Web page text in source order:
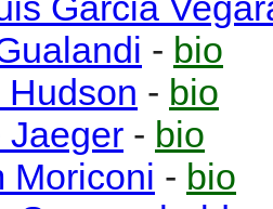
- bio
Hudson - bio
Jaeger - bio
Moriconi - bio